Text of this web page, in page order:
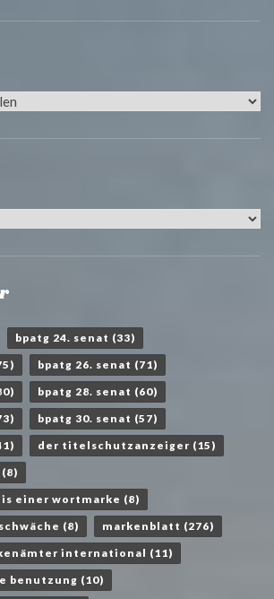
bpatg 24. senat (33)
bpatg 26. senat (71)
bpatg 28. senat (60)
bpatg 30. senat (57)
der titelschutzanzeiger (15)
(8)
einer wortmarke (8)
(8) markenblatt (276)
international (11)
benutzung (10)